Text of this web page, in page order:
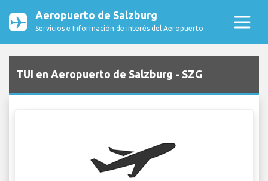
Aeropuerto de Salzburg
Servicios e Información de interés del Aeropuerto
TUI en Aeropuerto de Salzburg - SZG